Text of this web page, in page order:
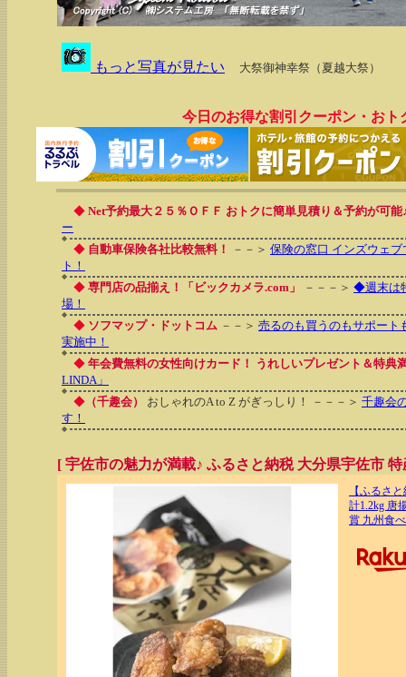
もっと写真が見たい 大祭御神幸祭（夏越大祭）
今日のお得な割引クーポン・おト
◆ Net予約最大２５％ＯＦＦ おトクに簡単見積り＆予約が可
ー
◆ 自動車保険各社比較無料！ －－＞ 保険の窓口 インズウェ
ト！
◆ 専門店の品揃え！「ビックカメラ.com」 －－－＞ ◆週末は
場！
◆ ソフマップ・ドットコム －－＞ 売るのも買うのもサポート
実施中！
◆ 年会費無料の女性向けカード！ うれしいプレゼント＆特典
LINDA」
◆ （千趣会） おしゃれのA to Z がぎっしり！ －－－＞ 千趣会
す！
[ 宇佐市の魅力が満載♪ ふるさと納税 大分県宇佐市
【ふるさ
計1.2kg 唐
賞 九州食